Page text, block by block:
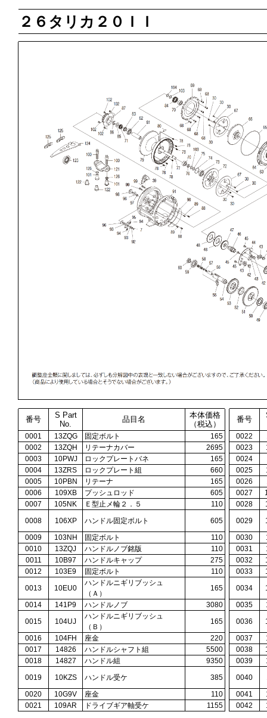
２６タリカ２０ＩＩ
番号
S Part
No.
品目名
本体価格
（税込）
番号
0001 13ZQG 固定ボルト 165 0022
0002
13ZQH リテーナカバー 2695 0023
0003
10PWJ ロックプレートバネ 165 0024
0004
13ZRS ロックプレート組 660 0025
0005
10PBN リテーナ 165 0026
0006
109XB プッシュロッド 605 0027
0007
105NK Ｅ型止メ輪２．５ 110 0028
0008
106XP ハンドル固定ボルト 605 0029
0009
103NH 固定ボルト 110 0030
0010
13ZQJ ハンドルノブ銘版 110 0031
0011
10B97 ハンドルキャップ 275 0032
0012
103E9 固定ボルト 110 0033
0013
10EU0
ハンドルニギリブッシュ
（Ａ）
165 0034
0014
141P9 ハンドルノブ 3080 0035
0015
104UJ
ハンドルニギリブッシュ
（Ｂ）
165 0036
0016
104FH 座金 220 0037
0017
14826 ハンドルシャフト組 5500 0038
0018
14827 ハンドル組 9350 0039
0019
10KZS ハンドル受ケ 385 0040
0020
10G9V 座金 110 0041
0021
109AR ドライブギア軸受ケ 1155 0042